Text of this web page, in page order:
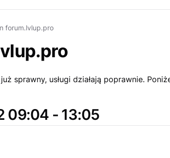
forum.lvlup.pro
sprawny, usługi działają poprawnie.
09:04 - 13:05